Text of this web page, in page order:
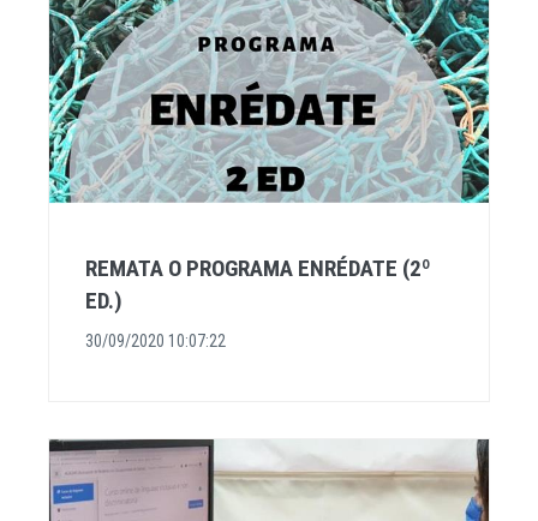
REMATA O PROGRAMA ENRÉDATE (2º
ED.)
30/09/2020 10:07:22